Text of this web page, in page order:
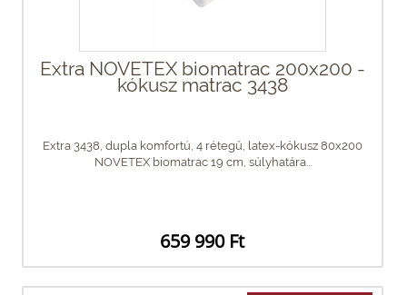
Extra NOVETEX biomatrac 200x200 -
kókusz matrac 3438
Extra 3438, dupla komfortú, 4 rétegű, latex-kókusz 80x200
NOVETEX biomatrac 19 cm, súlyhatára...
659 990 Ft